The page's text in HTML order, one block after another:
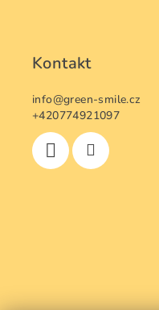
Kontakt
info@green-smile.cz
+420774921097